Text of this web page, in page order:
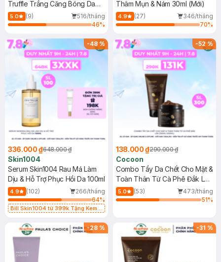
Truffle Trắng Căng Bóng Da
100ml
5.0 (9)
516/tháng
46%
Thâm Mụn & Nám 30ml (Mới)
4.9 (27)
346/tháng
70%
-48%
336.000 ₫648.000 ₫
Skin1004
Serum Skin1004 Rau Má Làm
Dịu & Hỗ Trợ Phục Hồi Da 100ml
4.9 (102)
266/tháng
64%
Bill Skin1004 từ 399k Tặng Kem
SPF 50+ 20ml (SL Có Hạn)
-52%
138.000 ₫290.000 ₫
Cocoon
Combo Tẩy Da Chết Cho Mặt &
Toàn Thân Từ Cà Phê Đắk Lắk
(150ml+200ml)
5.0 (53)
473/tháng
51%
-28 % -31 %